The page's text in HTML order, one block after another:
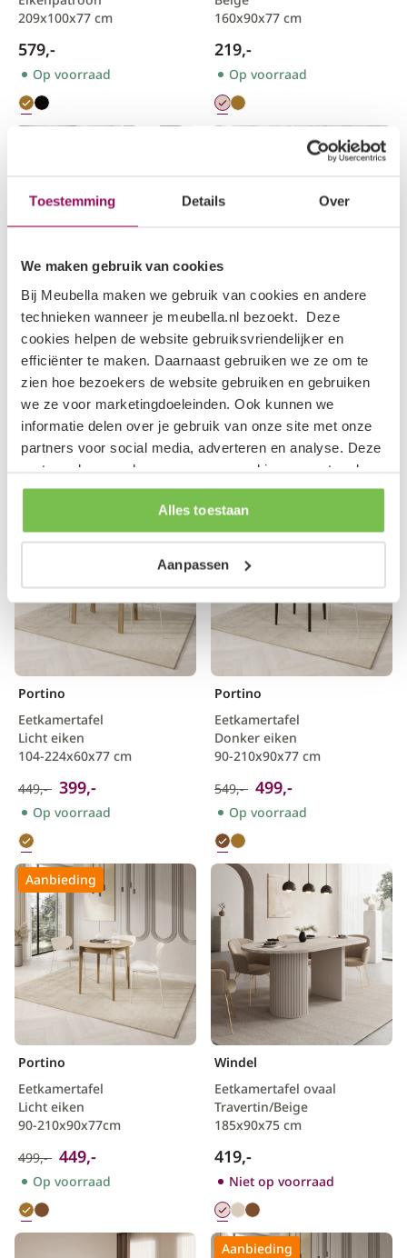
Toestemming Details Over
We maken gebruik van cookies
Bij Meubella maken we gebruik van cookies en andere
technieken wanneer je meubella.nl bezoekt. Deze
cookies helpen de website gebruiksvriendelijker en
efficiënter te maken. Daarnaast gebruiken we ze om te
zien hoe bezoekers de website gebruiken en gebruiken
we ze voor marketingdoeleinden. Ook kunnen we
informatie delen over je gebruik van onze site met onze
partners voor social media, adverteren en analyse. Deze
partners kunnen deze gegevens combineren met andere
informatie die je aan ze hebt verstrekt of die ze hebben
verzameld op basis van je gebruik van hun services.
Alles toestaan
Aanpassen
209x100x77 cm
579,-
Op voorraad
160x90x77 cm
219,-
Op voorraad
Cova
Eetkamertafel
Wit
80x80x76 cm
129,- 99,95
Op voorraad
Portino
Donker eiken
145-220x85x77 cm
399,- 349,-
Op voorraad
Portino
Eetkamertafel
Licht eiken
104-224x60x77 cm
449,- 399,-
Op voorraad
Aanbieding
Portino
Eetkamertafel
Donker eiken
90-210x90x77 cm
549,- 499,-
Op voorraad
Aanbieding
Portino
Eetkamertafel
Licht eiken
90-210x90x77cm
499,- 449,-
Op voorraad
Windel
Eetkamertafel ovaal
Travertin/Beige
185x90x75 cm
419,-
Niet op voorraad
Aanbieding